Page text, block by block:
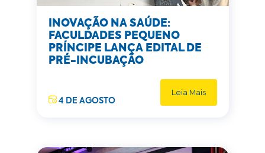
INOVAÇÃO NA SAÚDE:
FACULDADES PEQUENO
PRÍNCIPE LANÇA EDITAL DE
PRÉ-INCUBAÇÃO
4 DE AGOSTO
Leia Mais